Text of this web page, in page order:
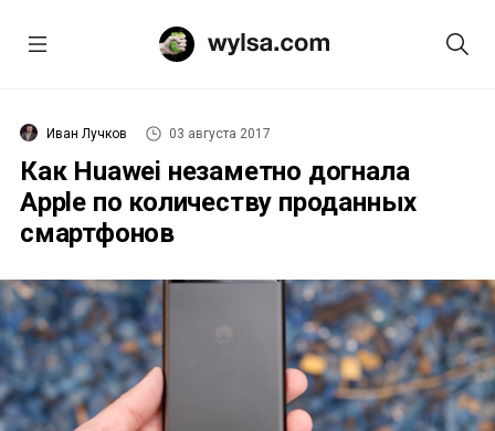
Иван Лучков 03 августа 2017
Как Huawei незаметно догнала
Apple по количеству проданных
смартфонов